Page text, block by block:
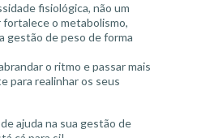
fisiológica, não um
fortalece o metabolismo,
gestão de peso de forma
o ritmo e passar mais
para realinhar os seus
ajuda na sua gestão de